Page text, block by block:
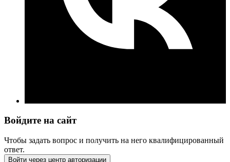
Войдите на сайт
Чтобы задать вопрос и получить на него квалифицированный
ответ.
Войти через центр авторизации